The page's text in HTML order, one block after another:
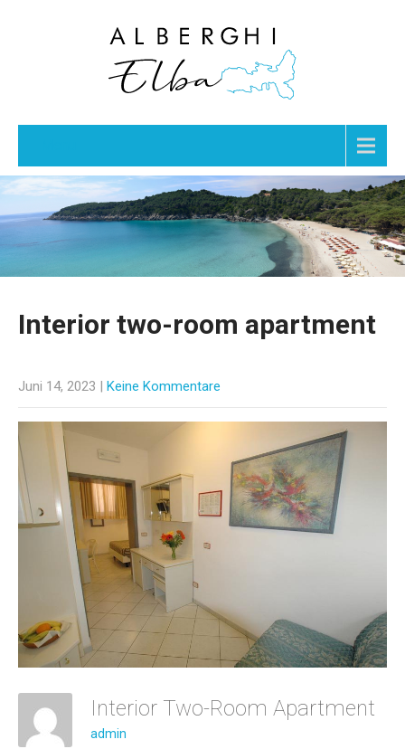
Interior two-room apartment
Juni 14, 2023 | Keine Kommentare
Interior Two-Room Apartment
admin